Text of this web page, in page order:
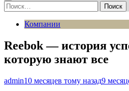
Найти:
Компании
Reebok — история
которую знают все
admin10 месяцев тому назад9